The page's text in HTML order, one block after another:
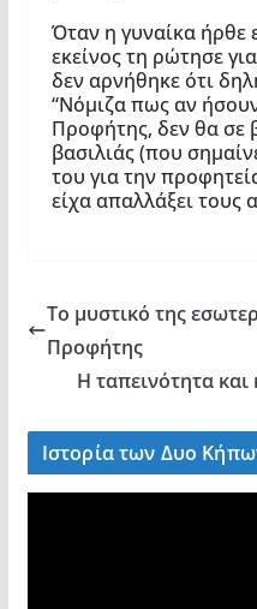
Όταν η γυναίκα
εκείνος τη ρώτησε
δεν αρνήθηκε ότι
“Νόμιζα πως αν
Προφήτης, δεν θα σε
βασιλιάς (που
του για την
είχα απαλλάξει
Το μυστικό της
Προφήτης
Η ταπεινότητα
Ιστορία των Δυο